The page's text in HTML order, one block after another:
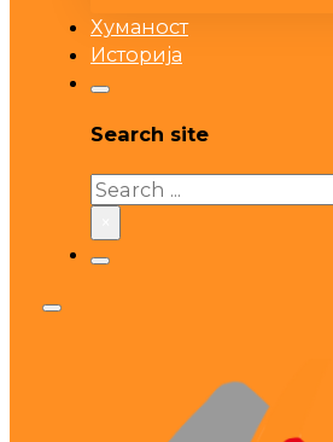
Хуманост
Историја
Search site
Search